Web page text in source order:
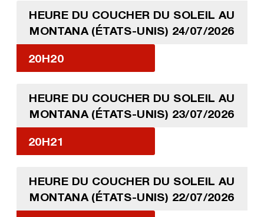
HEURE DU COUCHER DU SOLEIL AU
MONTANA (ÉTATS-UNIS) 24/07/2026
20H20
HEURE DU COUCHER DU SOLEIL AU
MONTANA (ÉTATS-UNIS) 23/07/2026
20H21
HEURE DU COUCHER DU SOLEIL AU
MONTANA (ÉTATS-UNIS) 22/07/2026